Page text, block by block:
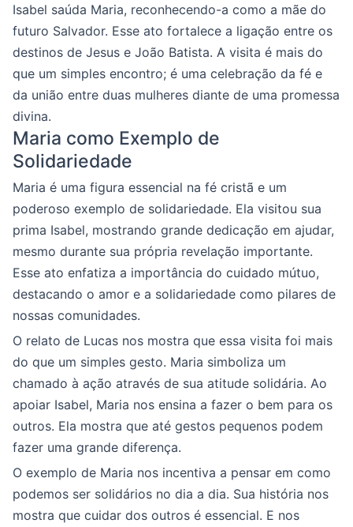
Isabel saúda Maria, reconhecendo-a como a mãe do
futuro Salvador. Esse ato fortalece a ligação entre os
destinos de Jesus e João Batista. A visita é mais do
que um simples encontro; é uma celebração da fé e
da união entre duas mulheres diante de uma promessa
divina.
Maria como Exemplo de
Solidariedade
Maria é uma figura essencial na fé cristã e um
poderoso exemplo de solidariedade. Ela visitou sua
prima Isabel, mostrando grande dedicação em ajudar,
mesmo durante sua própria revelação importante.
Esse ato enfatiza a importância do cuidado mútuo,
destacando o amor e a solidariedade como pilares de
nossas comunidades.
O relato de Lucas nos mostra que essa visita foi mais
do que um simples gesto. Maria simboliza um
chamado à ação através de sua atitude solidária. Ao
apoiar Isabel, Maria nos ensina a fazer o bem para os
outros. Ela mostra que até gestos pequenos podem
fazer uma grande diferença.
O exemplo de Maria nos incentiva a pensar em como
podemos ser solidários no dia a dia. Sua história nos
mostra que cuidar dos outros é essencial. E nos